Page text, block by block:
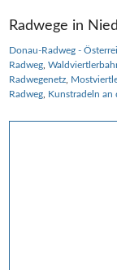
Radwege in
Donau-Radweg -
Radweg
Radwegenetz
Radweg Kunstradeln an